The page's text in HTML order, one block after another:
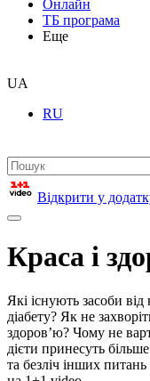
Онлайн
ТБ програма
Еще
UA
RU
Відкрити у
Краса і
Які існують засоби
діабету? Як не
здоров’ю? Чому не
дієти принесуть
та безліч інших